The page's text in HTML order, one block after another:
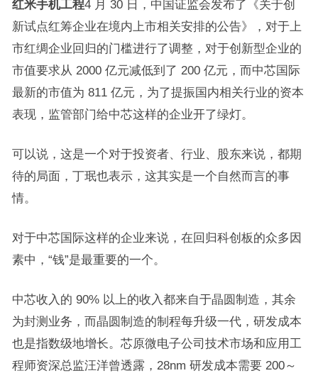
红米手机工程4 月 30 日，中国证监会发布了《关于创
新试点红筹企业在境内上市相关安排的公告》，对于上
市红绸企业回归的门槛进行了调整，对于创新型企业的
市值要求从 2000 亿元减低到了 200 亿元，而中芯国际
最新的市值为 811 亿元，为了提振国内相关行业的资本
表现，监管部门给中芯这样的企业开了绿灯。
可以说，这是一个对于投资者、行业、股东来说，都期
待的局面，丁珉也表示，这其实是一个自然而言的事
情。
对于中芯国际这样的企业来说，在回归科创板的众多因
素中，“钱”是最重要的一个。
中芯收入的 90% 以上的收入都来自于晶圆制造，其余
为封测业务，而晶圆制造的制程每升级一代，研发成本
也是指数级地增长。芯原微电子公司技术市场和应用工
程师资深总监汪洋曾透露，28nm 研发成本需要 200～